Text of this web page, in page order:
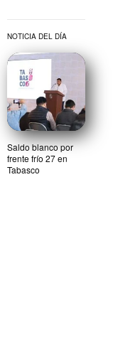
NOTICIA DEL DÍA
Saldo blanco por
frente frío 27 en
Tabasco